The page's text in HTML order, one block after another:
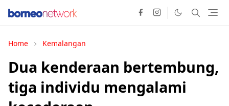
Home Kemalangan
Dua kenderaan bertembung,
tiga individu mengalami